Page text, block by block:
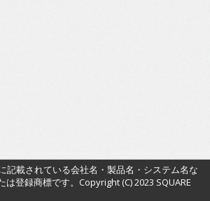
記載されている会社名・製品名・システム名な
は登録商標です。Copyright (C) 2023 SQUARE